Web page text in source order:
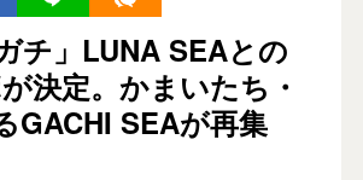
チ」LUNA SEAとの
決定。かまいたち・
GACHI SEAが再集